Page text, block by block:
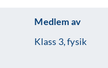
Medlem av
Klass 3, fysik